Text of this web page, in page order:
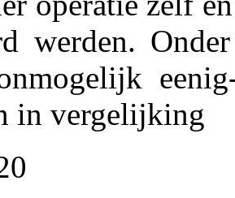
werden.
in vergelijking